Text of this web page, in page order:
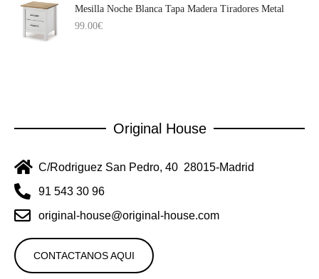
Mesilla Noche Blanca Tapa Madera Tiradores Metal
99.00€
Original House
C/Rodriguez San Pedro, 40 28015-Madrid
91 543 30 96
original-house@original-house.com
CONTACTANOS AQUI